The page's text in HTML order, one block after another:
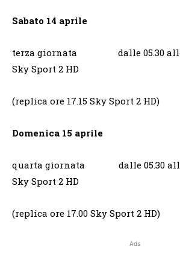
Sabato 14 aprile
terza giornata dalle 05.30
Sky Sport 2 HD
(replica ore 17.15 Sky Sport 2 HD)
Domenica 15 aprile
quarta giornata dalle
Sky Sport 2 HD
(replica ore 17.00 Sky Sport 2 HD)
Ads